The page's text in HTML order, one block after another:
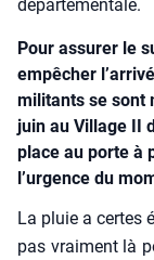
départementale.
Pour assurer le
empêcher
militants se sont
juin au Village II
place au porte à
l’urgence du
La pluie a certes
pas vrai­ment là